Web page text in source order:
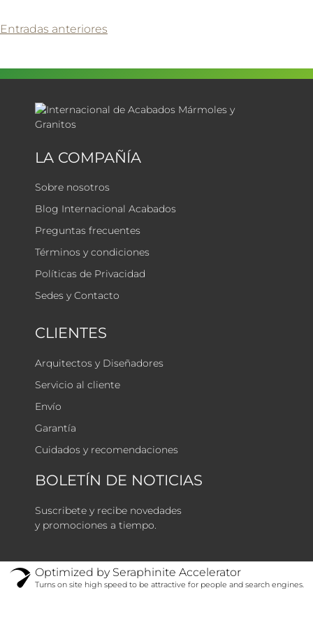
Navegación
entradas
Entradas anteriores
LA COMPAÑÍA
Sobre nosotros
Blog Internacional Acabados
Preguntas frecuentes
Términos y condiciones
Políticas de Privacidad
Sedes y Contacto
CLIENTES
Arquitectos y Diseñadores
Servicio al cliente
Envío
Garantía
Cuidados y recomendaciones
BOLETÍN DE NOTICIAS
Suscribete y recibe novedades
y promociones a tiempo.
Optimized by Seraphinite Accelerator
Turns on site high speed to be attractive for people and search engines.